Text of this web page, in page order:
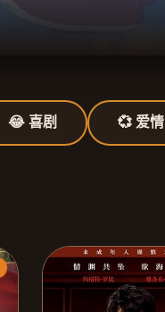
😂 喜剧 💞 爱情